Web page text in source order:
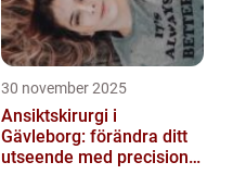
30 november 2025
Ansiktskirurgi i
Gävleborg: förändra ditt
utseende med precision